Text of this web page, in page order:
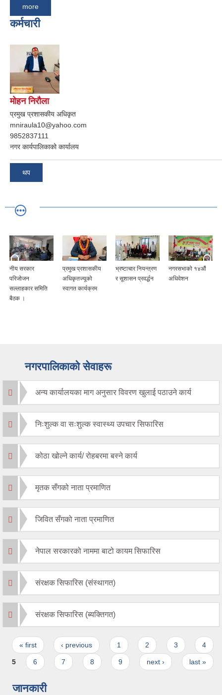
more
कर्मचारी
मोहन निरौला
प्रमुख प्रशासकीय अधिकृत
mniraula10@yahoo.com
9852837111
नगर कार्यपालिकाको कार्यालय
थप
नीय सरकार
परिजोजन
सल्लाहकार समिति
बैठक ।
प्रमुख प्रशासकीय
अधिकृतज्यूको
स्वागत कार्यक्रम
भ्रष्टाचार नियन्त्रण
र सूशासन प्रवर्द्धन
नगरसभाको १४औं
अधिवेशन
नगरपालिकाको सेवाहरू
अन्य कार्यालयका माग अनुसार विवरण खुलाई पठाउने कार्य
निःशुल्क वा सःशुल्क स्वास्थ्य उपचार सिफारिस
कोठा खोल्ने कार्य/ रोहबरमा बस्ने कार्य
मृतक सँगको नाता प्रमाणित
जिवित सँगको नाता प्रमाणित
नेपाल सरकारको नाममा बाटो कायम सिफारिस
संरक्षक सिफारिस (संस्थागत)
संरक्षक सिफारिस (ब्यक्तिगत)
Pages
« first ‹ previous 1 2 3 4
5 6 7 8 9 next › last »
जानकारी